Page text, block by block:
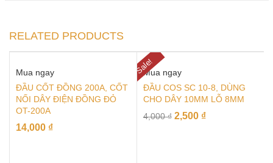
RELATED PRODUCTS
Mua ngay
ĐẦU CỐT ĐỒNG 200A, CỐT
NỐI DÂY ĐIỆN ĐỒNG ĐỎ
OT-200A
14,000 ₫
Sale!
Mua ngay
ĐẦU COS SC 10-8, DÙNG
CHO DÂY 10MM LỖ 8MM
4,000₫ 2,500 ₫